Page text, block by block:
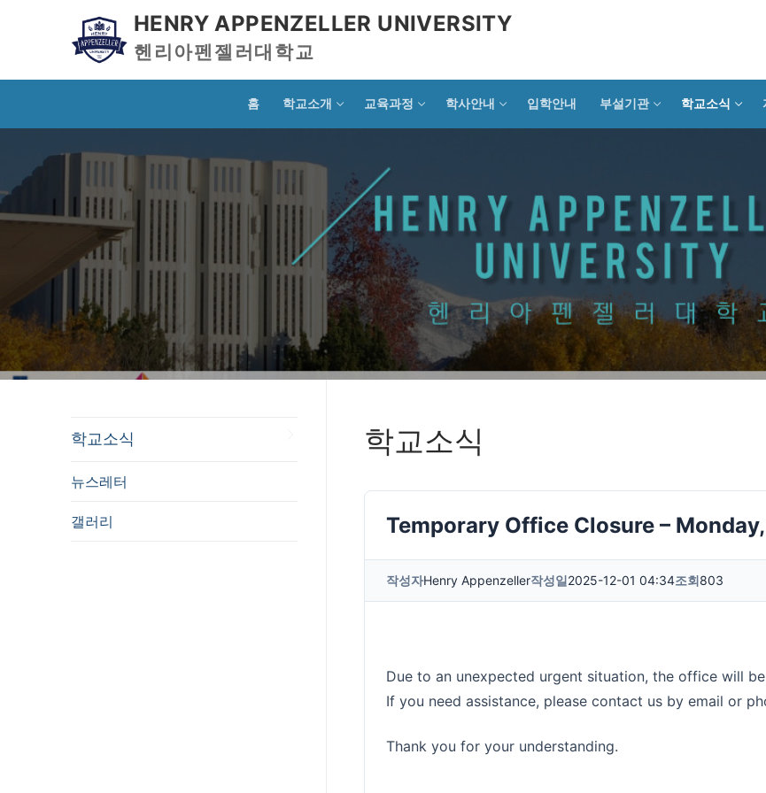
HENRY APPENZELLER UNIVERSITY
헨리아펜젤러대학교
홈 학교소개 교육과정 학사안내 입학안내 부설기관 학교소식
학교소식
Temporary Office Closure –
작성자Henry Appenzeller작성일2025-12-01 04:34조회803
Due to an unexpected urgent situation, the office will
If you need assistance, please contact us by email or
Thank you for your understanding.
학교소식
뉴스레터
갤러리